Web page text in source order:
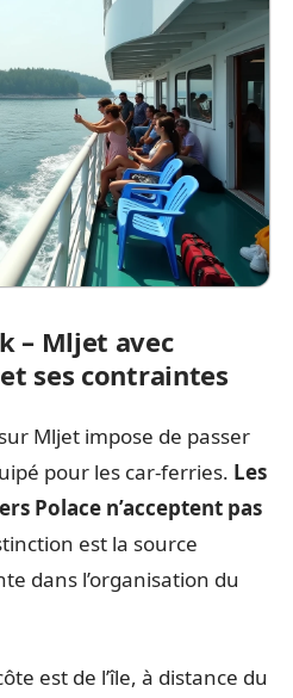
– Mljet avec
ses contraintes
Mljet impose de passer
pour les car-ferries. Les
Polace n’acceptent pas
est la source
dans l’organisation du
est de l’île, à distance du